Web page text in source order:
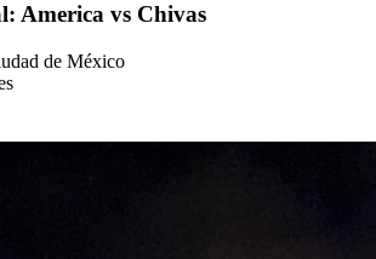
America vs Chivas
de México